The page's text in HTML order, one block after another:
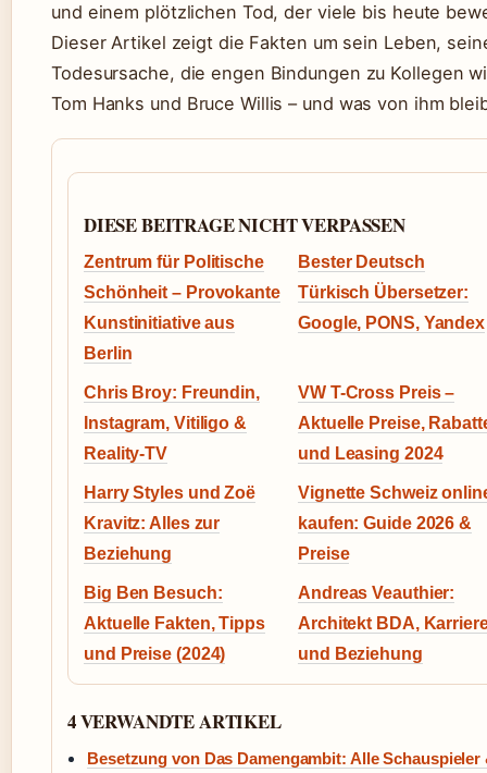
und einem plötzlichen Tod, der viele bis heute
Dieser Artikel zeigt die Fakten um sein Leben,
Todesursache, die engen Bindungen zu Kollegen
Tom Hanks und Bruce Willis – und was von ihm
DIESE BEITRAGE NICHT VERPASSEN
Zentrum für Politische
Schönheit – Provokante
Kunstinitiative aus
Berlin
Bester Deutsch
Türkisch Übersetzer:
Google, PONS, Yandex
Chris Broy: Freundin,
Instagram, Vitiligo &
Reality-TV
VW T-Cross Preis –
Aktuelle Preise,
und Leasing 2024
Harry Styles und Zoë
Kravitz: Alles zur
Beziehung
Vignette Schweiz
kaufen: Guide 2026 &
Preise
Big Ben Besuch:
Aktuelle Fakten, Tipps
und Preise (2024)
Andreas Veauthier:
Architekt BDA,
und Beziehung
4 VERWANDTE ARTIKEL
Besetzung von Das Damengambit: Alle Schauspieler